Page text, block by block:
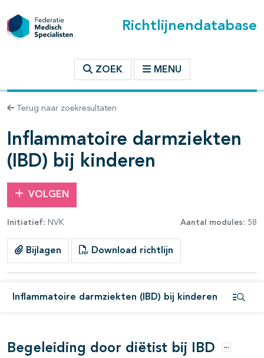
Richtlijnendatabase
ZOEK MENU
Terug naar zoekresultaten
Inflammatoire darmziekten
(IBD) bij kinderen
VOLGEN
Initiatief: NVK Aantal modules: 58
Bijlagen Download richtlijn
Inflammatoire darmziekten (IBD) bij kinderen
openklappen
open- en dichtklappen
open- en dichtklappen
Begeleiding door diëtist bij IBD Opties